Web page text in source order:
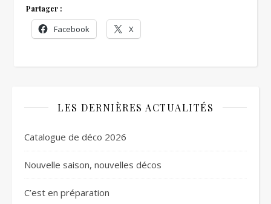
Partager :
Facebook X
LES DERNIÈRES ACTUALITÉS
Catalogue de déco 2026
Nouvelle saison, nouvelles décos
C’est en préparation